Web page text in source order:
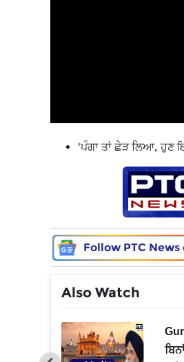
'ਪੰਗਾ ਤਾਂ ਛੇੜ ਲਿਆ, ਹੁਣ
Follow PTC
Also Watch